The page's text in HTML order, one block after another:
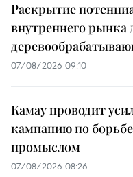
Раскрытие
внутреннего рынка
07/08/2026 09:10
Камау проводит
кампанию по
промыслом
07/08/2026 08:26